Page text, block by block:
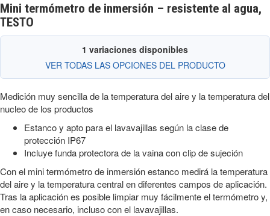
Mini termómetro de inmersión – resistente al agua,
TESTO
1 variaciones disponibles
VER TODAS LAS OPCIONES DEL PRODUCTO
Medición muy sencilla de la temperatura del aire y la temperatura del
nucleo de los productos
Estanco y apto para el lavavajillas según la clase de
protección IP67
Incluye funda protectora de la vaina con clip de sujeción
Con el mini termómetro de inmersión estanco medirá la temperatura
del aire y la temperatura central en diferentes campos de aplicación.
Tras la aplicación es posible limpiar muy fácilmente el termómetro y,
en caso necesario, incluso con el lavavajillas.